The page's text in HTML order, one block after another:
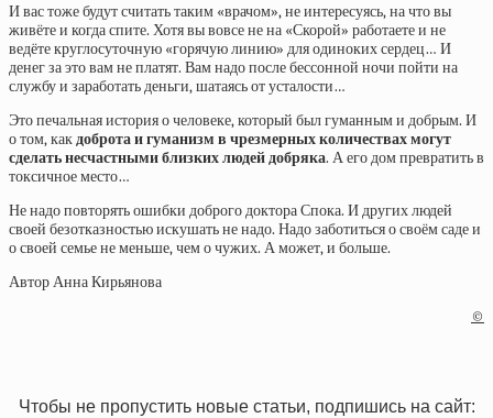
И вас тоже будут считать таким «врачом», не интересуясь, на что вы
живёте и когда спите. Хотя вы вовсе не на «Скорой» работаете и не
ведёте круглосуточную «горячую линию» для одиноких сердец… И
денег за это вам не платят. Вам надо после бессонной ночи пойти на
службу и заработать деньги, шатаясь от усталости…
Это печальная история о человеке, который был гуманным и добрым. И
о том, какдоброта и гуманизм в чрезмерных количествах могут
сделать несчастными близких людей добряка. А его дом превратить в
токсичное место…
Не надо повторять ошибки доброго доктора Спока. И других людей
своей безотказностью искушать не надо. Надо заботиться о своём саде и
о своей семье не меньше, чем о чужих. А может, и больше.
Автор Анна Кирьянова
©
Чтобы не пропустить новые статьи, подпишись на сайт: